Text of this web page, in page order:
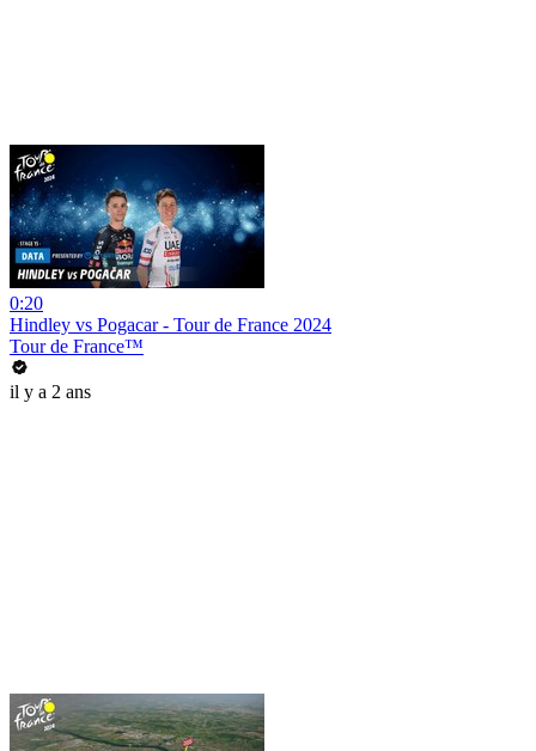
0:20
Hindley vs Pogacar - Tour de France 2024
Tour de France™
il y a 2 ans